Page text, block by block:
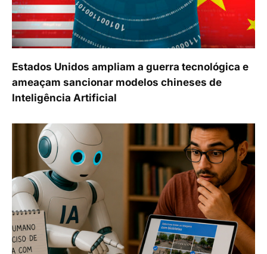
Estados Unidos ampliam a guerra tecnológica e
ameaçam sancionar modelos chineses de
Inteligência Artificial